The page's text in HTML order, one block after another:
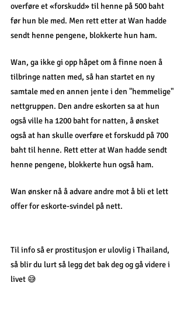
overføre et «forskudd» til henne på 500 baht
før hun ble med. Men rett etter at Wan hadde
sendt henne pengene, blokkerte hun ham.
Wan, ga ikke gi opp håpet om å finne noen å
tilbringe natten med, så han startet en ny
samtale med en annen jente i den "hemmelige"
nettgruppen. Den andre eskorten sa at hun
også ville ha 1200 baht for natten, å ønsket
også at han skulle overføre et forskudd på 700
baht til henne. Rett etter at Wan hadde sendt
henne pengene, blokkerte hun også ham.
Wan ønsker nå å advare andre mot å bli et lett
offer for eskorte-svindel på nett.
Til info så er prostitusjon er ulovlig i Thailand,
så blir du lurt så legg det bak deg og gå videre i
livet 😅